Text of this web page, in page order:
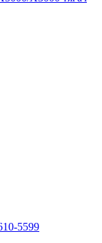
5599